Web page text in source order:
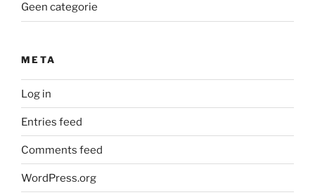
Geen categorie
META
Log in
Entries feed
Comments feed
WordPress.org